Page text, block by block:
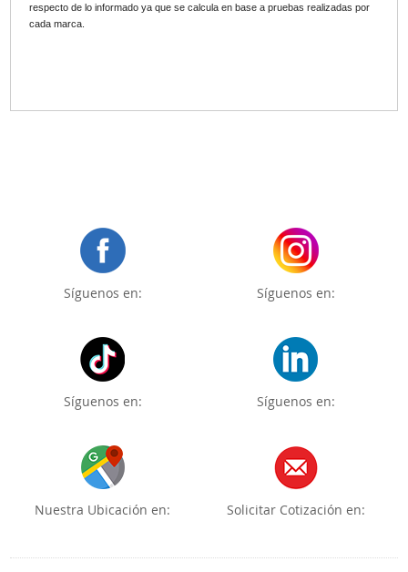
respecto de lo informado ya que se calcula en base a pruebas realizadas por
cada marca.
Síguenos en: Síguenos en:
Síguenos en: Síguenos en:
Nuestra Ubicación en: Solicitar Cotización en: